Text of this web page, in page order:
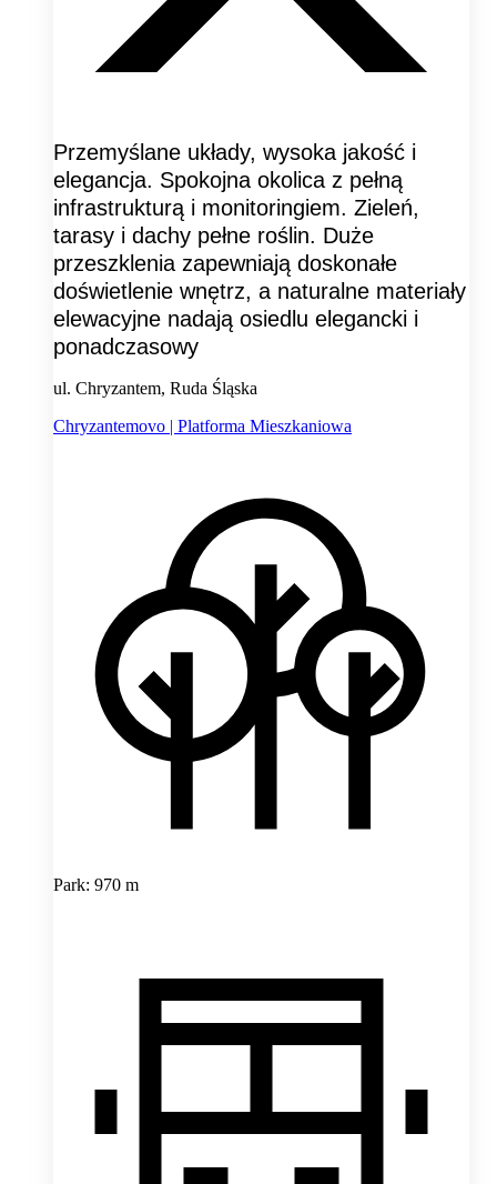
Przemyślane układy, wysoka jakość i
elegancja. Spokojna okolica z pełną
infrastrukturą i monitoringiem. Zieleń,
tarasy i dachy pełne roślin. Duże
przeszklenia zapewniają doskonałe
doświetlenie wnętrz, a naturalne materiały
elewacyjne nadają osiedlu elegancki i
ponadczasowy
ul. Chryzantem, Ruda Śląska
Chryzantemovo | Platforma Mieszkaniowa
Park: 970 m